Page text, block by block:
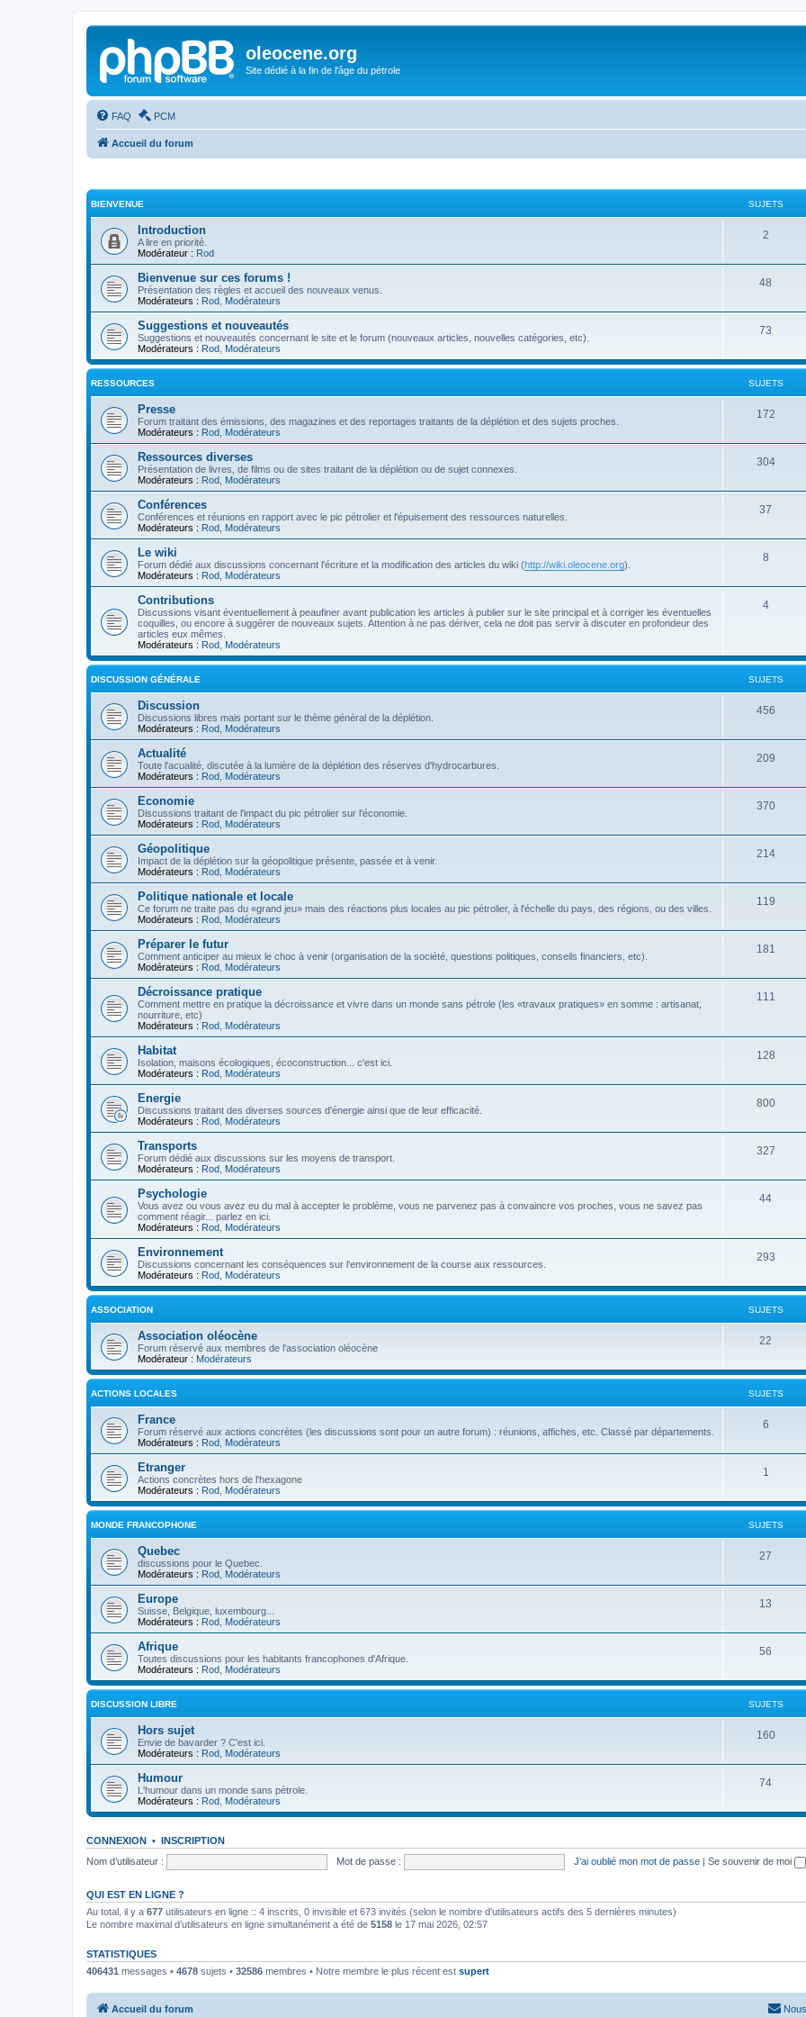
oleocene.org
Site dédié à la fin de l'âge du pétrole
FAQ PCM
Accueil du forum
BIENVENUE SUJETS
Introduction
A lire en priorité.
Modérateur : Rod
2
Bienvenue sur ces forums !
Présentation des règles et accueil des nouveaux venus.
Modérateurs : Rod Modérateurs
48
Suggestions et nouveautés
Suggestions et nouveautés concernant le site et le forum (nouveaux articles, nouvelles catégories, etc).
Modérateurs : Rod Modérateurs
73
RESSOURCES SUJETS
Presse
Forum traitant des émissions, des magazines et des reportages traitants de la déplétion et des sujets proches.
Modérateurs : Rod Modérateurs
172
Ressources diverses
Présentation de livres, de films ou de sites traitant de la déplétion ou de sujet connexes.
Modérateurs : Rod Modérateurs
304
Conférences
Conférences et réunions en rapport avec le pic pétrolier et l'épuisement des ressources naturelles.
Modérateurs : Rod Modérateurs
37
Le wiki
Forum dédié aux discussions concernant l'écriture et la modification des articles du wiki (http://wiki.oleocene.org).
Modérateurs : Rod Modérateurs
8
Contributions
Discussions visant éventuellement à peaufiner avant publication les articles à publier sur le site principal et à corriger les éventuelles
coquilles, ou encore à suggérer de nouveaux sujets. Attention à ne pas dériver, cela ne doit pas servir à discuter en profondeur des
articles eux mêmes.
Modérateurs : Rod Modérateurs
4
DISCUSSION GÉNÉRALE SUJETS
Discussion
Discussions libres mais portant sur le thème général de la déplétion.
Modérateurs : Rod Modérateurs
456
Actualité
Toute l'acualité, discutée à la lumière de la déplétion des réserves d'hydrocarbures.
Modérateurs : Rod Modérateurs
209
Economie
Discussions traitant de l'impact du pic pétrolier sur l'économie.
Modérateurs : Rod Modérateurs
370
Géopolitique
Impact de la déplétion sur la géopolitique présente, passée et à venir.
Modérateurs : Rod Modérateurs
214
Politique nationale et locale
Ce forum ne traite pas du «grand jeu» mais des réactions plus locales au pic pétrolier, à l'échelle du pays, des régions, ou des villes.
Modérateurs : Rod Modérateurs
119
Préparer le futur
Comment anticiper au mieux le choc à venir (organisation de la société, questions politiques, conseils financiers, etc).
Modérateurs : Rod Modérateurs
181
Décroissance pratique
Comment mettre en pratique la décroissance et vivre dans un monde sans pétrole (les «travaux pratiques» en somme : artisanat,
nourriture, etc)
Modérateurs : Rod Modérateurs
111
Habitat
Isolation, maisons écologiques, écoconstruction... c'est ici.
Modérateurs : Rod Modérateurs
128
Energie
Discussions traitant des diverses sources d'énergie ainsi que de leur efficacité.
Modérateurs : Rod Modérateurs
800
Transports
Forum dédié aux discussions sur les moyens de transport.
Modérateurs : Rod Modérateurs
327
Psychologie
Vous avez ou vous avez eu du mal à accepter le problème, vous ne parvenez pas à convaincre vos proches, vous ne savez pas
comment réagir... parlez en ici.
Modérateurs : Rod Modérateurs
44
Environnement
Discussions concernant les conséquences sur l'environnement de la course aux ressources.
Modérateurs : Rod Modérateurs
293
ASSOCIATION SUJETS
Association oléocène
Forum réservé aux membres de l'association oléocène
Modérateur : Modérateurs
22
ACTIONS LOCALES SUJETS
France
Forum réservé aux actions concrètes (les discussions sont pour un autre forum) : réunions, affiches, etc. Classé par départements.
Modérateurs : Rod Modérateurs
6
Etranger
Actions concrètes hors de l'hexagone
Modérateurs : Rod Modérateurs
1
MONDE FRANCOPHONE SUJETS
Quebec
discussions pour le Quebec.
Modérateurs : Rod Modérateurs
27
Europe
Suisse, Belgique, luxembourg...
Modérateurs : Rod Modérateurs
13
Afrique
Toutes discussions pour les habitants francophones d'Afrique.
Modérateurs : Rod Modérateurs
56
DISCUSSION LIBRE SUJETS
Hors sujet
Envie de bavarder ? C'est ici.
Modérateurs : Rod Modérateurs
160
Humour
L'humour dans un monde sans pétrole.
Modérateurs : Rod Modérateurs
74
CONNEXION • INSCRIPTION
Nom d’utilisateur :
Mot de passe : J’ai oublié mon mot de passe | Se souvenir de moi
QUI EST EN LIGNE ?
Au total, il y a 677 utilisateurs en ligne :: 4 inscrits, 0 invisible et 673 invités (selon le nombre d’utilisateurs actifs des 5 dernières minutes)
Le nombre maximal d’utilisateurs en ligne simultanément a été de 5158 le 17 mai 2026, 02:57
STATISTIQUES
406431 messages • 4678 sujets • 32586 membres • Notre membre le plus récent est supert
Accueil du forum